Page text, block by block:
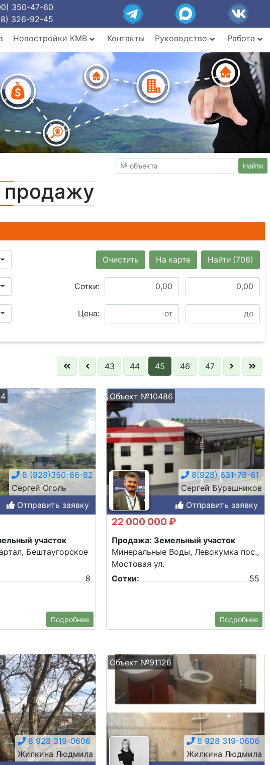
350-47-60
326-92-45
Новостройки КМВ Контакты Руководство Работа
Найти
продажу
Найти (706)
На карте
Очистить
Сотки:
Цена:
43 44 45 46 47
8 (928)350-66-82
Сергей Оголь
Отправить заявку
участок
Бештаугорское
8
Подробнее
Объект №10486
8(928) 631-78-61
Сергей Бурашников
Отправить заявку
22 000 000 ₽
Продажа: Земельный участок
Минеральные Воды, Левокумка пос.,
Мостовая ул.
Сотки:
55
Подробнее
8 928 319-0606
Жилкина Людмила
Объект №91126
8 928 319-0606
Жилкина Людмила